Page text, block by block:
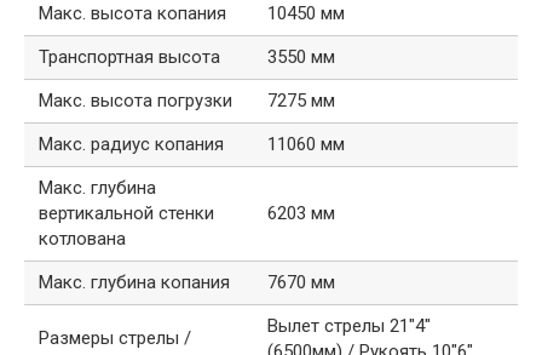
Макс. высота копания
10450 мм
Транспортная высота
3550 мм
Макс. высота погрузки
7275 мм
Макс. радиус копания
11060 мм
Макс. глубина
вертикальной стенки
котлована
6203 мм
Макс. глубина копания 7670 мм
Размеры стрелы /
Вылет стрелы 21″4″